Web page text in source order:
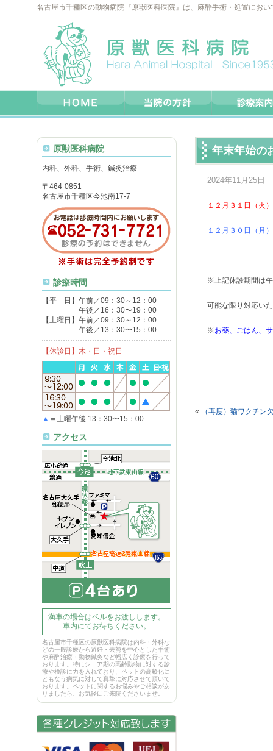
名古屋市千種区の動物病院『原獣医科医院』は、麻酔手術・処置におい
年末年始の
2024年11月25日
１２月３１日（火
１２月３０日（月
※上記休診期間は
可能な限り対応い
※お薬、ごはん、
« （再度）猫ワクチン
原獣医科病院
内科、外科、手術、鍼灸治療
〒464-0851
名古屋市千種区今池南17-7
診療時間
【平 日】午前／09：30～12：00
午後／16：30〜19：00
【土曜日】午前／09：30～12：00
午後／13：30〜15：00
【休診日】木・日・祝日
▲ ＝土曜午後 13：30〜15：00
アクセス
満車の場合はベルをお渡しします。
車内にてお待ちください。
名古屋市千種区の原獣医科病院は内科・外科な
どの一般診療から避妊・去勢を中心とした手術
や麻酔治療・動物鍼灸など幅広く診療を行って
おります。特にシニア期の高齢動物に対する診
療や検診に力を入れており、ペットの高齢化に
ともなう病気に対して真摯に対応させて頂いて
おります。ペットに関するお悩みやご相談があ
りましたら、お気軽にご来院くださいませ。